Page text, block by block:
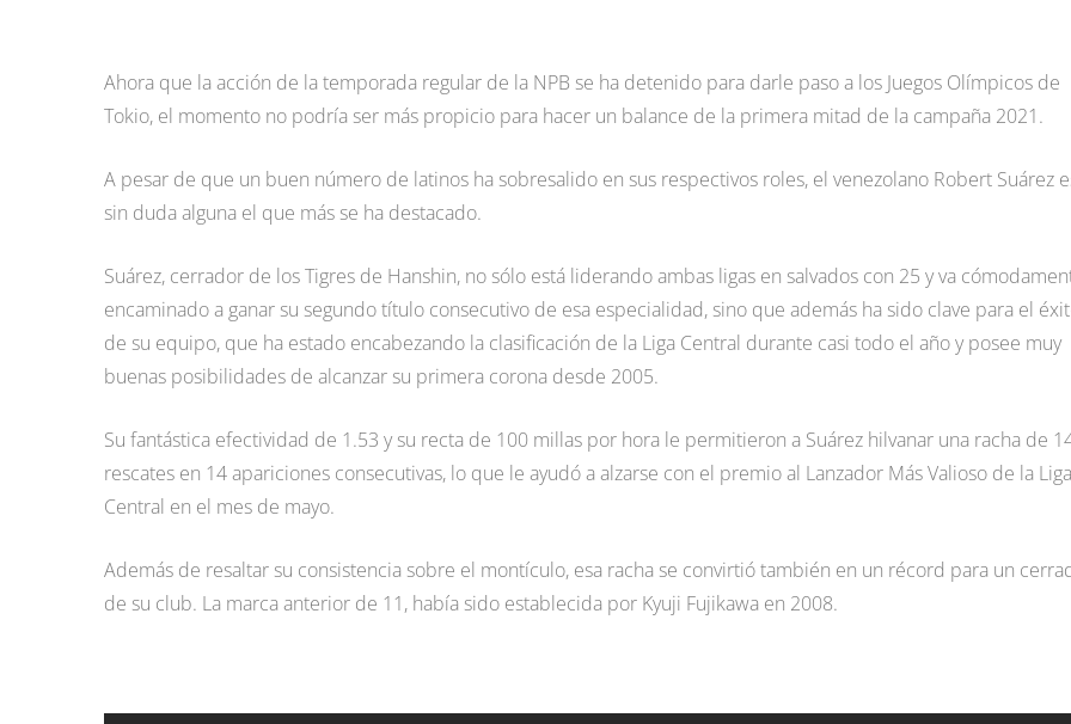
Ahora que la acción de la temporada regular de la NPB se ha detenido para darle paso a los Juegos Olímpicos de
Tokio, el momento no podría ser más propicio para hacer un balance de la primera mitad de la campaña 2021.
A pesar de que un buen número de latinos ha sobresalido en sus respectivos roles, el venezolano Robert Suárez
sin duda alguna el que más se ha destacado.
Suárez, cerrador de los Tigres de Hanshin, no sólo está liderando ambas ligas en salvados con 25 y va
encaminado a ganar su segundo título consecutivo de esa especialidad, sino que además ha sido clave para el
de su equipo, que ha estado encabezando la clasificación de la Liga Central durante casi todo el año y posee muy
buenas posibilidades de alcanzar su primera corona desde 2005.
Su fantástica efectividad de 1.53 y su recta de 100 millas por hora le permitieron a Suárez hilvanar una racha de
rescates en 14 apariciones consecutivas, lo que le ayudó a alzarse con el premio al Lanzador Más Valioso de la Liga
Central en el mes de mayo.
Además de resaltar su consistencia sobre el montículo, esa racha se convirtió también en un récord para un
de su club. La marca anterior de 11, había sido establecida por Kyuji Fujikawa en 2008.